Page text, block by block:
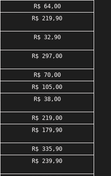
R$ 64,00
R$ 219,90
R$ 32,90
R$ 297,00
R$ 70,00
R$ 105,00
R$ 38,00
R$ 219,00
R$ 179,90
R$ 335,90
R$ 239,90